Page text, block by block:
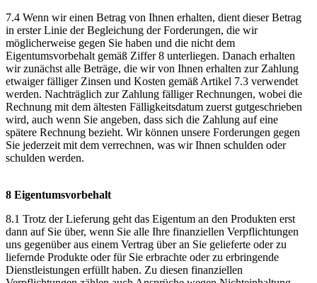
7.4 Wenn wir einen Betrag von Ihnen erhalten, dient dieser Betrag
in erster Linie der Begleichung der Forderungen, die wir
möglicherweise gegen Sie haben und die nicht dem
Eigentumsvorbehalt gemäß Ziffer 8 unterliegen. Danach erhalten
wir zunächst alle Beträge, die wir von Ihnen erhalten zur Zahlung
etwaiger fälliger Zinsen und Kosten gemäß Artikel 7.3 verwendet
werden. Nachträglich zur Zahlung fälliger Rechnungen, wobei die
Rechnung mit dem ältesten Fälligkeitsdatum zuerst gutgeschrieben
wird, auch wenn Sie angeben, dass sich die Zahlung auf eine
spätere Rechnung bezieht. Wir können unsere Forderungen gegen
Sie jederzeit mit dem verrechnen, was wir Ihnen schulden oder
schulden werden.
8 Eigentumsvorbehalt
8.1 Trotz der Lieferung geht das Eigentum an den Produkten erst
dann auf Sie über, wenn Sie alle Ihre finanziellen Verpflichtungen
uns gegenüber aus einem Vertrag über an Sie gelieferte oder zu
liefernde Produkte oder für Sie erbrachte oder zu erbringende
Dienstleistungen erfüllt haben. Zu diesen finanziellen